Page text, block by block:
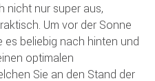
nicht nur super aus,
Um vor der Sonne
beliebig nach hinten und
optimalen
Sie an den Stand der